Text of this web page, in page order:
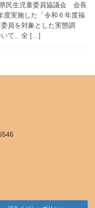
民生児童委員協議会 会長
度実施した「令和６年度福
員を対象とした実態調
いて、全 […]